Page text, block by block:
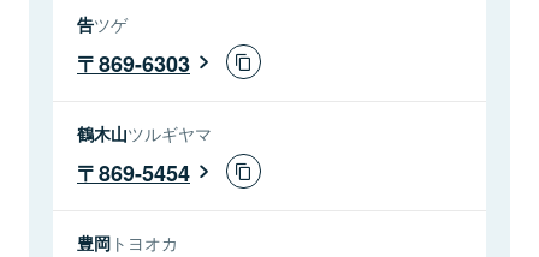
告ツゲ
869-6303
鶴木山ツルギヤマ
869-5454
豊岡 トヨオカ